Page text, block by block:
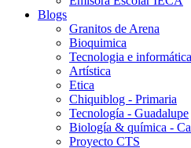
Blogs
Granitos de Arena
Bioquimica
Tecnologia e informática
Artística
Etica
Chiquiblog - Primaria
Tecnología - Guadalupe
Biología & química -
Proyecto CTS